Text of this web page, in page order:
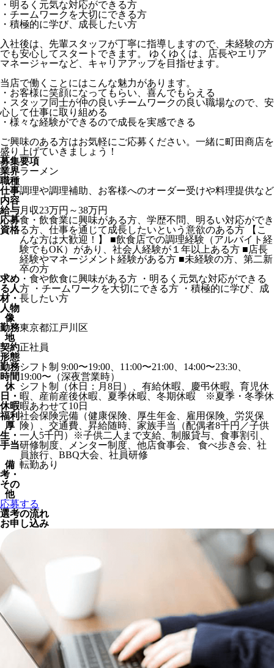
・明るく元気な対応ができる方
・チームワークを大切にできる方
・積極的に学び、成長したい方
入社後は、先輩スタッフが丁寧に指導しますので、未経験の方
でも安心してスタートできます。 ゆくゆくは、店長やエリア
マネージャーなど、キャリアアップを目指せます。
当店で働くことにはこんな魅力があります。
・お客様に笑顔になってもらい、喜んでもらえる
・スタッフ同士が仲の良いチームワークの良い職場なので、安
心して仕事に取り組める
・様々な経験ができるので成長を実感できる
ご興味のある方はお気軽にご応募ください。一緒に町田商店を
盛り上げていきましょう！
募集要項
業界ラーメン
職種
仕事
内容
調理や調理補助、お客様へのオーダー受けや料理提供など
給与月収23万円～38万円
応募
資格
食・飲食業に興味がある方、学歴不問、明るい対応ができ
る方、仕事を通じて成長したいという意欲のある方 【こ
んな方は大歓迎！】 ■飲食店での調理経験（アルバイト経
験でもOK）があり、社会人経験が１年以上ある方 ■店長
経験やマネージメント経験がある方 ■未経験の方、第二新
卒の方
求め
る人
材・
人物
像
・食や飲食に興味がある方 ・明るく元気な対応ができる
方 ・チームワークを大切にできる方 ・積極的に学び、成
長したい方
勤務
地
東京都江戸川区
契約
形態
正社員
勤務
時間
シフト制 9:00〜19:00、11:00〜21:00、14:00〜23:30、
19:00〜（深夜営業時）
休
日・
休暇
シフト制（休日：月8日）、有給休暇、慶弔休暇、育児休
暇、産前産後休暇、夏季休暇、冬期休暇 ※夏季・冬季休
暇あわせて10日
福利
厚
生・
手当
社会保険完備（健康保険、厚生年金、雇用保険、労災保
険）、交通費、昇給随時、家族手当（配偶者8千円／子供
一人5千円）※子供二人まで支給、制服貸与、食事割引、
研修制度、メンター制度、他店食事会、 食べ歩き会、社
員旅行、BBQ大会、社員研修
備
考・
その
他
転勤あり
応募する
選考の流れ
お申し込み